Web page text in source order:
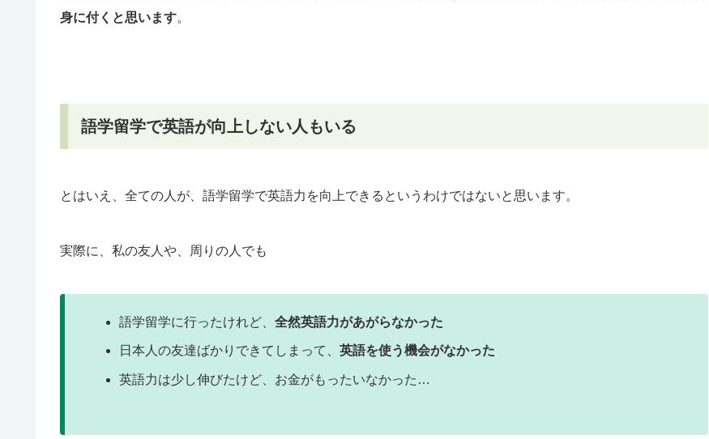
身に付くと思います。
語学留学で英語が向上しない人もいる
とはいえ、全ての人が、語学留学で英語力を向上できるというわけではないと思います。
実際に、私の友人や、周りの人でも
語学留学に行ったけれど、全然英語力があがらなかった
日本人の友達ばかりできてしまって、英語を使う機会がなかった
英語力は少し伸びたけど、お金がもったいなかった…